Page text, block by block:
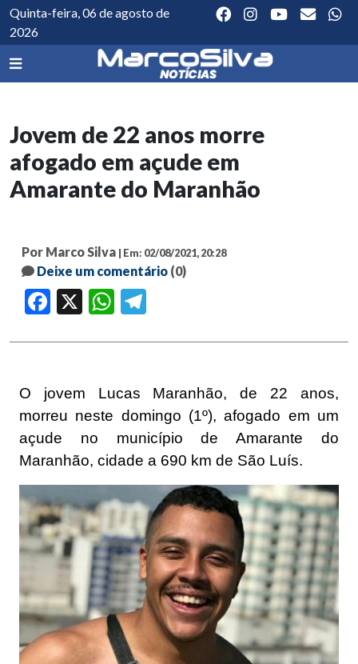
Quinta-feira, 06 de agosto de
2026
Jovem de 22 anos morre
afogado em açude em
Amarante do Maranhão
Por Marco Silva | Em: 02/08/2021, 20:28
Deixe um comentário (0)
Facebook WhatsApp
O jovem Lucas Maranhão, de 22 anos,
morreu neste domingo (1º), afogado em um
açude no município de Amarante do
Maranhão, cidade a 690 km de São Luís.